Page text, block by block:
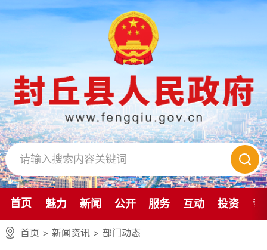
首页 魅力 新闻 公开 服务 互动 投资 专
首页 > 新闻资讯 > 部门动态